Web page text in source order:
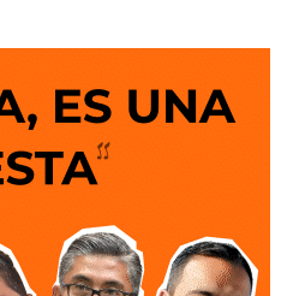
de turno la solución
suba y baje 200 escalones
de hierroo que los autos
puente o paso a desnivel.
urbana, por lo que no
técnicos de si está bien o mal
en losdebates que quieren
que se llaman medios